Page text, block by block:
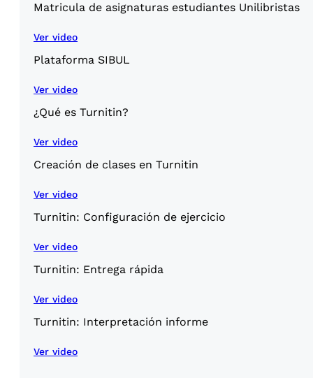
Matricula de asignaturas estudiantes Unilibristas
Ver video
Plataforma SIBUL
Ver video
¿Qué es Turnitin?
Ver video
Creación de clases en Turnitin
Ver video
Turnitin: Configuración de ejercicio
Ver video
Turnitin: Entrega rápida
Ver video
Turnitin: Interpretación informe
Ver video